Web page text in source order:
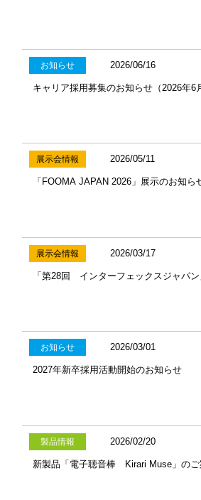
お知らせ 2026/06/16
キャリア採用募集のお知らせ（2026年6
展示会情報 2026/05/11
「FOOMA JAPAN 2026」展示のお知ら
展示会情報 2026/03/17
「第28回 インターフェックスジャパ
お知らせ 2026/03/01
2027年新卒採用活動開始のお知らせ
製品情報 2026/02/20
新製品「電子聴音棒 Kirari Muse」のご